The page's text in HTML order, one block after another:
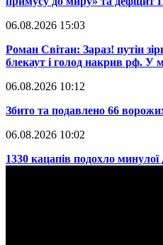
06.08.2026 15:03
​Роман Світан: Зараз! путін
блекаут і голод накрив рф. У
06.08.2026 10:12
​Збито та подавлено 66
06.08.2026 10:02
​1330 кацапів подохло минулої